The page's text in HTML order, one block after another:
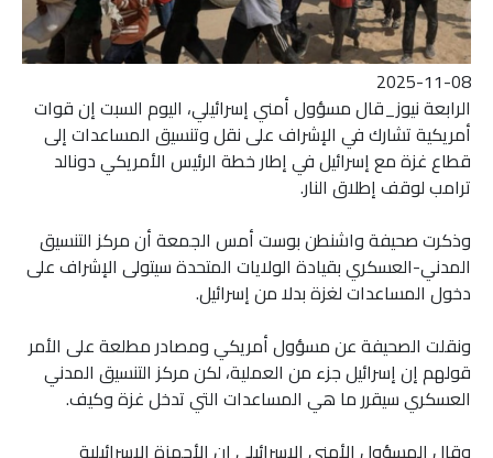
2025-11-08
الرابعة نيوز_قال مسؤول أمني إسرائيلي، اليوم السبت إن قوات
أمريكية تشارك في الإشراف على نقل وتنسيق المساعدات إلى
قطاع غزة مع إسرائيل في إطار خطة الرئيس الأمريكي دونالد
ترامب لوقف إطلاق النار.
وذكرت صحيفة واشنطن بوست أمس الجمعة أن مركز التنسيق
المدني-العسكري بقيادة الولايات المتحدة سيتولى الإشراف على
دخول المساعدات لغزة بدلا من إسرائيل.
ونقلت الصحيفة عن مسؤول أمريكي ومصادر مطلعة على الأمر
قولهم إن إسرائيل جزء من العملية، لكن مركز التنسيق المدني
العسكري سيقرر ما هي المساعدات التي تدخل غزة وكيف.
وقال المسؤول الأمني الإسرائيلي إن الأجهزة الإسرائيلية